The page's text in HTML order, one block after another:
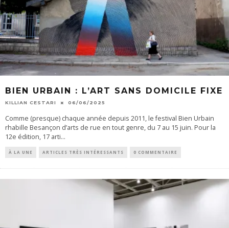
BIEN URBAIN : L’ART SANS DOMICILE FIXE
KILLIAN CESTARI 06/06/2025
Comme (presque) chaque année depuis 2011, le festival Bien Urbain
rhabille Besançon d’arts de rue en tout genre, du 7 au 15 juin. Pour la
12e édition, 17 arti...
À LA UNE ARTICLES TRÈS INTÉRESSANTS 0 COMMENTAIRE